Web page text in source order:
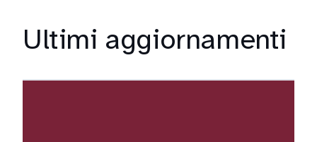
Ultimi aggiornamenti